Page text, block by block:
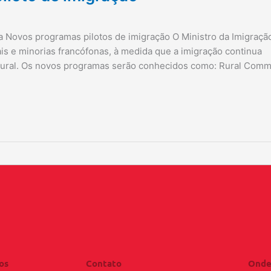
programas pilotos de imigração O Ministro da
e minorias francófonas, à medida que a imigração continua
Os novos programas serão conhecidos como: Rural
Contato